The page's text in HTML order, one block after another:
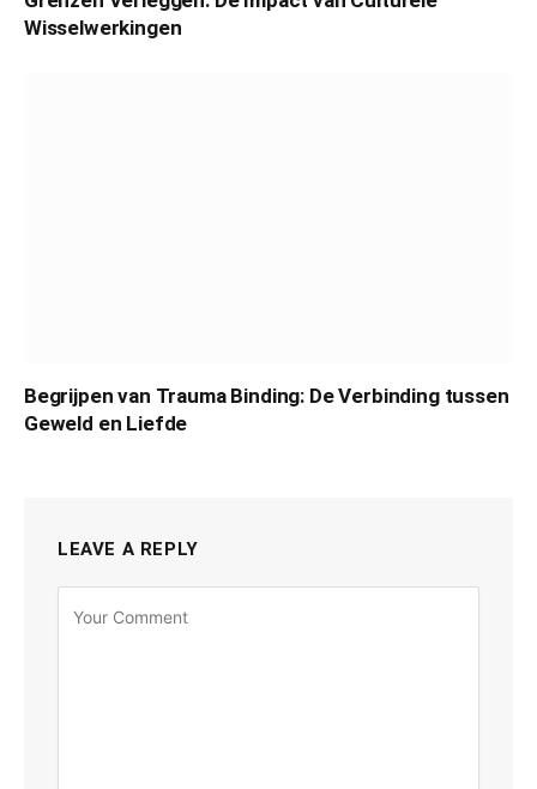
Wisselwerkingen
Begrijpen van Trauma Binding: De Verbinding tussen
Geweld en Liefde
LEAVE A REPLY